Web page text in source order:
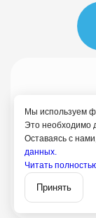
Мы используем
Это необходимо
Оставаясь с
данных.
Читать
Принять
Политика
Согласие на
+7